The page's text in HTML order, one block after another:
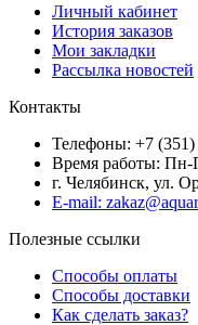
Личный кабинет
История заказов
Мои закладки
Рассылка новостей
Контакты
Телефоны: +7 (351)
Время работы: Пн-
г. Челябинск, ул.
E-mail:
Полезные ссылки
Способы оплаты
Способы доставки
Как сделать заказ?